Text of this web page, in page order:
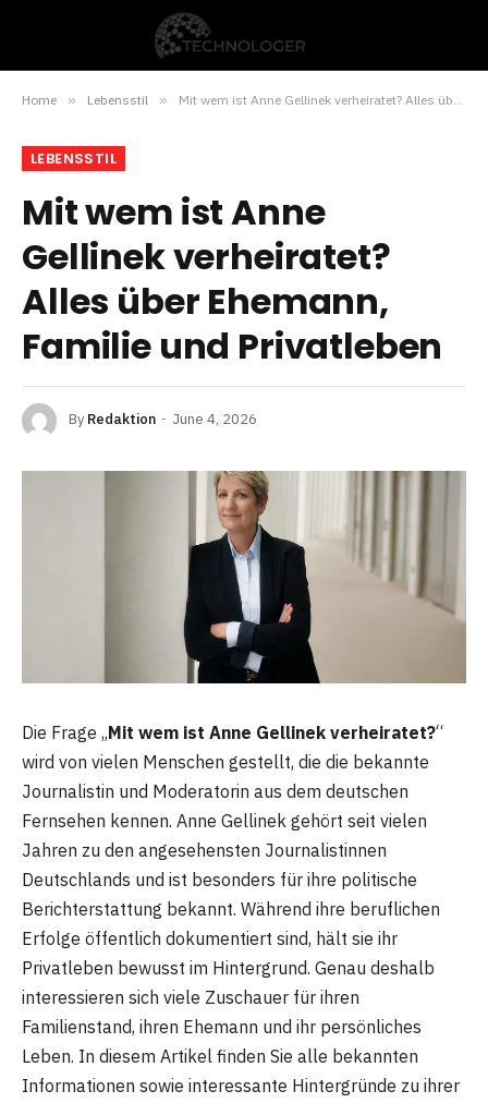
Home » Lebensstil » Mit wem ist Anne Gellinek verheiratet? Alles über Ehemann, Familie und Privatleben
LEBENSSTIL
Mit wem ist Anne
Gellinek verheiratet?
Alles über Ehemann,
Familie und Privatleben
By Redaktion June 4, 2026
Die Frage „Mit wem ist Anne Gellinek verheiratet?“
wird von vielen Menschen gestellt, die die bekannte
Journalistin und Moderatorin aus dem deutschen
Fernsehen kennen. Anne Gellinek gehört seit vielen
Jahren zu den angesehensten Journalistinnen
Deutschlands und ist besonders für ihre politische
Berichterstattung bekannt. Während ihre beruflichen
Erfolge öffentlich dokumentiert sind, hält sie ihr
Privatleben bewusst im Hintergrund. Genau deshalb
interessieren sich viele Zuschauer für ihren
Familienstand, ihren Ehemann und ihr persönliches
Leben. In diesem Artikel finden Sie alle bekannten
Informationen sowie interessante Hintergründe zu ihrer